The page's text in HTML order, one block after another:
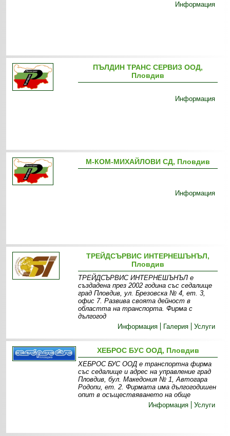
Информация
ПЪЛДИН ТРАНС СЕРВИЗ ООД,
Пловдив
Информация
М-КОМ-МИХАЙЛОВИ СД, Пловдив
Информация
ТРЕЙДСЪРВИС ИНТЕРНЕШЪНЪЛ,
Пловдив
ТРЕЙДСЪРВИС ИНТЕРНЕШЪНЪЛ е
създадена през 2002 година със седалище
град Пловдив, ул. Брезовска № 4, ет. 3,
офис 7. Развива своята дейност в
областта на транспорта. Фирма с
дългогод
Информация
Галерия Услуги
ХЕБРОС БУС ООД, Пловдив
ХЕБРОС БУС ООД е транспортна фирма
със седалище и адрес на управление град
Пловдив, бул. Македония № 1, Автогара
Родопи, ет. 2. Фирмата има дългогодишен
опит в осъществяването на обще
Информация
Услуги